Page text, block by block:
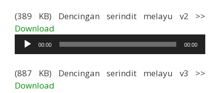
(389 KB) Dencingan serindit melayu v2 >>
Download
Audio
00:00 00:00
(887 KB) Dencingan serindit melayu v3 >>
Download